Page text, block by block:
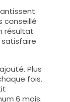
conseillé
résultat
Plus
fois.
6 mois.